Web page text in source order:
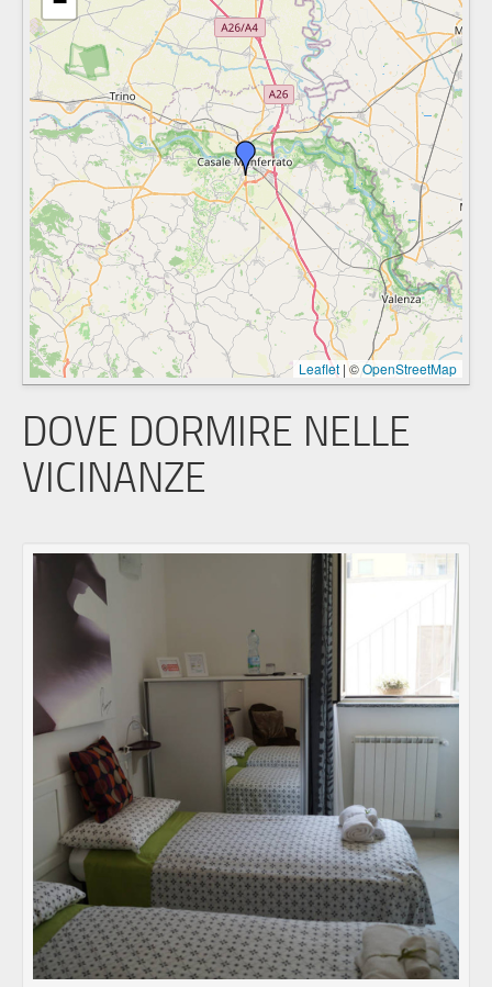
Leaflet |©OpenStreetMap
DOVE DORMIRE NELLE
VICINANZE